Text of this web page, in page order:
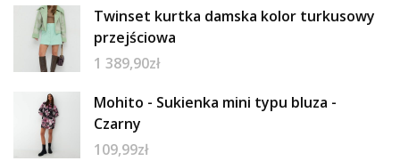
Twinset kurtka damska kolor turkusowy
przejściowa
1 389,90zł
Mohito - Sukienka mini typu bluza -
Czarny
109,99zł